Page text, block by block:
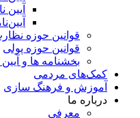
آیین
قوانین حوزه
قوانین حوزه پولی
بخشنامه ها و آیین
کمک‌های مردمی
آموزش و فرهنگ سازی
درباره ما
معرفی